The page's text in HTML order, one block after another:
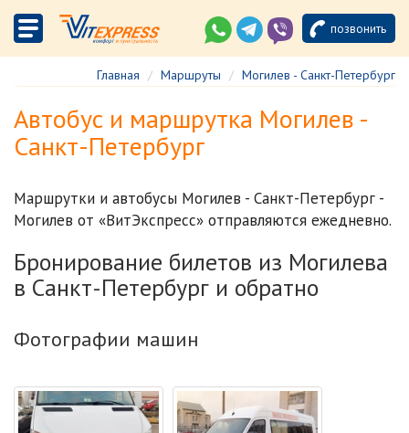
позвонить
Главная Маршруты Могилев - Санкт-Петербург
Автобус и маршрутка Могилев -
Санкт-Петербург
Маршрутки и автобусы Могилев - Санкт-Петербург -
Могилев от «ВитЭкспресс» отправляются ежедневно.
Бронирование билетов из Могилева
в Санкт-Петербург и обратно
Фотографии машин